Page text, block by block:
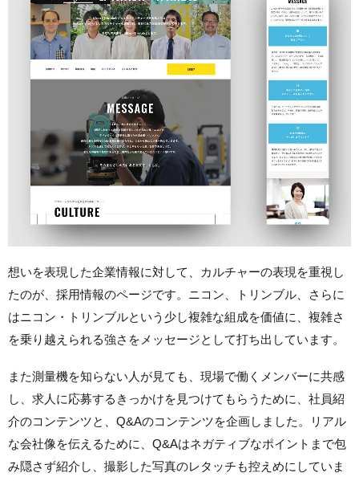
想いを表現した企業情報に対して、カルチャーの表現を重視し
たのが、採用情報のページです。ニコン、トリンブル、さらに
はニコン・トリンブルという少し複雑な組成を価値に、複雑さ
を乗り越えられる強さをメッセージとして打ち出しています。
また測量機を知らない人が見ても、現場で働くメンバーに共感
し、求人に応募するきっかけを見つけてもらうために、社員紹
介のコンテンツと、Q&Aのコンテンツを企画しました。リアル
な会社像を伝えるために、Q&Aはネガティブなポイントまで包
み隠さず紹介し、撮影した写真のレタッチも控えめにしていま